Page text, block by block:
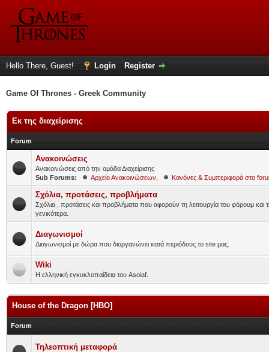
Hello There, Guest! Login Register
Game Of Thrones - Greek Community
Εκ της διαχείρισης
Forum
Ανακοινώσεις
Ανακοινώσεις από την ομάδα Διαχείρισης
Sub Forums:
Αρχείο Ανακοινώσεων Κανόνες & Συμπεριφορά στο
Σχόλια, προτάσεις, προβλήματα
Σχόλια , προτάσεις και προβλήματα που αφορούν τη λειτουργία του φόρουμ και
γενικότερα.
Διαγωνισμοί
Διαγωνισμοί με δώρα που διοργανώνει κατά περιόδους το site μας.
Wiki
Η ελληνική εγκυκλοπαίδεια του Asoiaf.
House of the Dragon [HBO]
Forum
Τηλεοπτική μεταφορά